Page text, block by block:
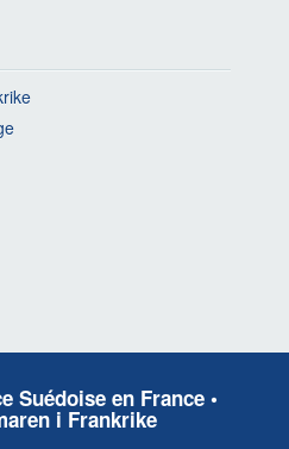
Suédoise en France •
i Frankrike